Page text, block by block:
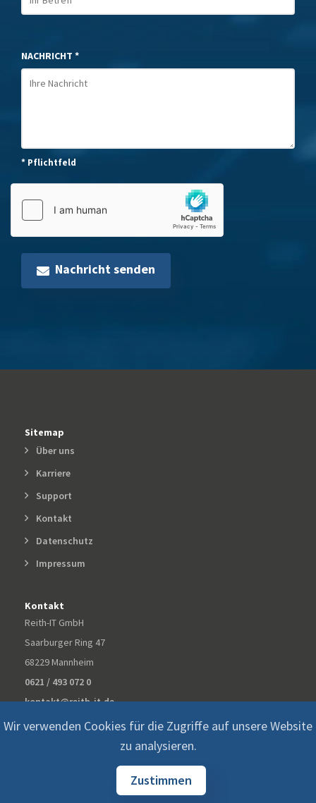
NACHRICHT *
* Pflichtfeld
Nachricht senden
Sitemap
Über uns
Karriere
Support
Kontakt
Datenschutz
Impressum
Kontakt
Reith-IT GmbH
Saarburger Ring 47
68229 Mannheim
0621 / 493 072 0
kontakt@reith-it.de
Reith-IT GmbH All Rights Reserved.Datenschutz
Wir verwenden Cookies für die Zugriffe auf unsere Website
zu analysieren.
Zustimmen